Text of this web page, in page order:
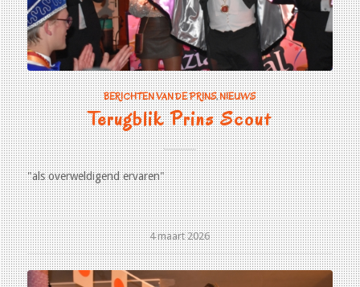
BERICHTEN VAN DE PRINS,NIEUWS
Terugblik Prins Scout
"als overweldigend ervaren"
4 maart 2026